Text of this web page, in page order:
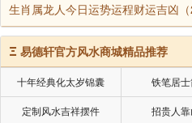
生肖属龙人今日运势运程财运吉凶
Ξ 易德轩官方风水商城精品推荐
十年经典化太岁锦囊 铁笔居
定制风水吉祥摆件 招贵人